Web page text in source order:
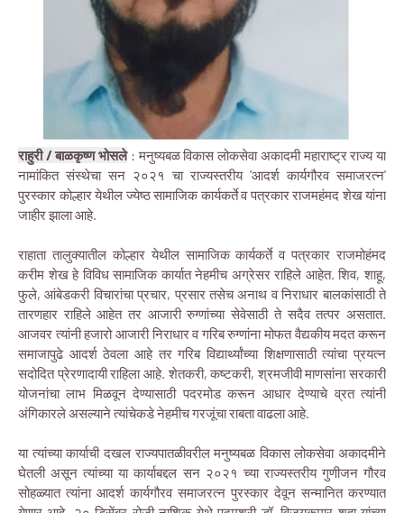
राहुरी / बाळकृष्ण भोसले: मनुष्यबळ विकास लोकसेवा अकादमी महाराष्ट्र राज्य या
नामांकित संस्थेचा सन २०२१ चा राज्यस्तरीय 'आदर्श कार्यगौरव समाजरत्न'
पुरस्कार कोल्हार येथील ज्येष्ठ सामाजिक कार्यकर्ते व पत्रकार राजमहंमद शेख यांना
जाहीर झाला आहे.
राहाता तालुक्यातील कोल्हार येथील सामाजिक कार्यकर्ते व पत्रकार राजमोहंमद
करीम शेख हे विविध सामाजिक कार्यात नेहमीच अग्रेसर राहिले आहेत. शिव, शाहू,
फुले, आंबेडकरी विचारांचा प्रचार, प्रसार तसेच अनाथ व निराधार बालकांसाठी ते
तारणहार राहिले आहेत तर आजारी रुग्णांच्या सेवेसाठी ते सदैव तत्पर असतात.
आजवर त्यांनी हजारो आजारी निराधार व गरिब रुग्णांना मोफत वैद्यकीय मदत करून
समाजापुढे आदर्श ठेवला आहे तर गरिब विद्यार्थ्यांच्या शिक्षणासाठी त्यांचा प्रयत्न
सदोदित प्रेरणादायी राहिला आहे. शेतकरी, कष्टकरी, श्रमजीवी माणसांना सरकारी
योजनांचा लाभ मिळवून देण्यासाठी पदरमोड करून आधार देण्याचे व्रत त्यांनी
अंगिकारले असल्याने त्यांचेकडे नेहमीच गरजूंचा राबता वाढला आहे.
या त्यांच्या कार्याची दखल राज्यपातळीवरील मनुष्यबळ विकास लोकसेवा अकादमीने
घेतली असून त्यांच्या या कार्याबद्दल सन २०२१ च्या राज्यस्तरीय गुणीजन गौरव
सोहळ्यात त्यांना आदर्श कार्यगौरव समाजरत्न पुरस्कार देवून सन्मानित करण्यात